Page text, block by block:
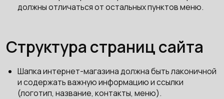
должны отличаться от остальных пунктов меню.
Структура страниц сайта
Шапка интернет-магазина должна быть лаконичной
и содержать важную информацию и ссылки
(логотип, название, контакты, меню).